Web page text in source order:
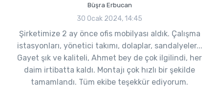
Büşra Erbucan
30 Ocak 2024, 14:45
Şirketimize 2 ay önce ofis mobilyası aldık. Çalışma
istasyonları, yönetici takımı, dolaplar, sandalyeler...
Gayet şık ve kaliteli, Ahmet bey de çok ilgilindi, her
daim irtibatta kaldı. Montajı çok hızlı bir şekilde
tamamlandı. Tüm ekibe teşekkür ediyorum.